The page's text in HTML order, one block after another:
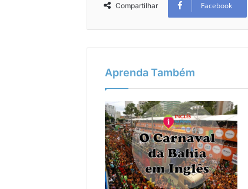
Compartilhar Facebook
Aprenda Também